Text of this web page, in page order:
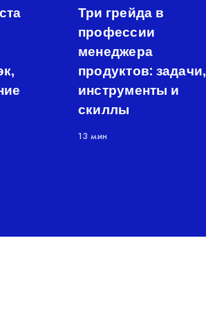
Три грейда в
профессии
менеджера
продуктов: задачи,
инструменты и
скиллы
13 мин